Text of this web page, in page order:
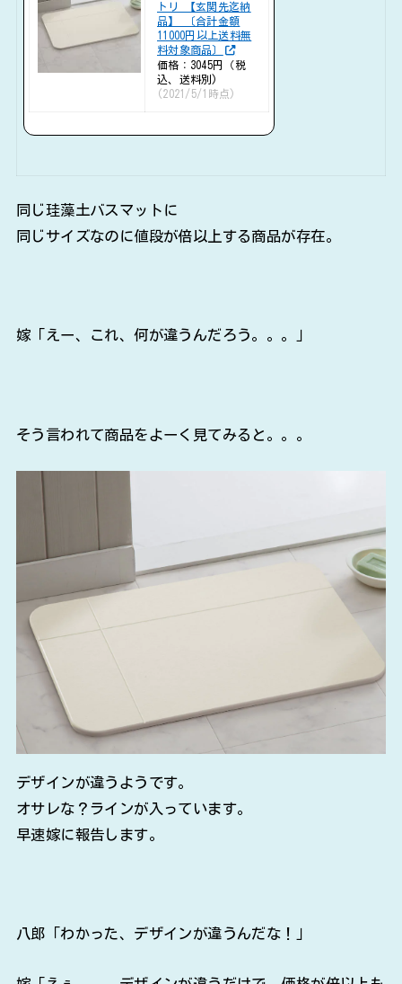
トリ 【玄関先迄納
品】 〔合計金額
11000円以上送料無
料対象商品〕
価格：3045円（税
込、送料別)
(2021/5/1時点)
同じ珪藻土バスマットに
同じサイズなのに値段が倍以上する商品が存在。
嫁「えー、これ、何が違うんだろう。。。」
そう言われて商品をよーく見てみると。。。
デザインが違うようです。
オサレな？ラインが入っています。
早速嫁に報告します。
八郎「わかった、デザインが違うんだな！」